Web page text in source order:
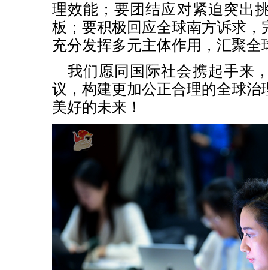
理效能；要团结应对紧迫突出
板；要积极回应全球南方诉求，
充分发挥多元主体作用，汇聚全
我们愿同国际社会携起手来
议，构建更加公正合理的全球治
美好的未来！